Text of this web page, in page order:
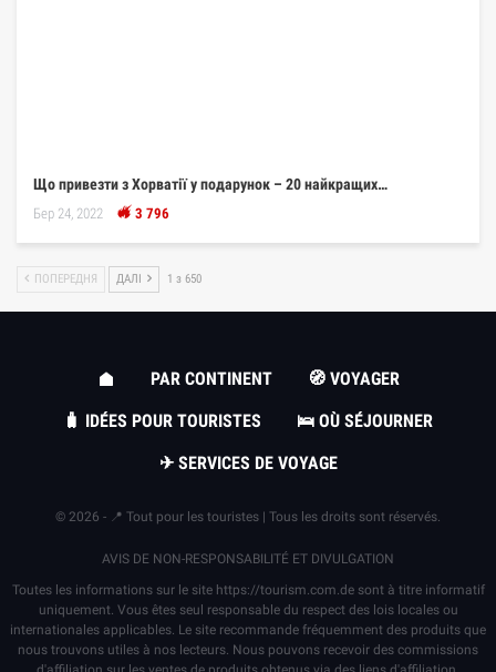
Що привезти з Хорватії у подарунок – 20 найкращих…
Бер 24, 2022 3 796
ПОПЕРЕДНЯ ДАЛІ 1 з 650
PAR CONTINENT
🧭 VOYAGER
🧳 IDÉES POUR TOURISTES
🛌 OÙ SÉJOURNER
✈ SERVICES DE VOYAGE
© 2026 - 📍 Tout pour les touristes | Tous les droits sont réservés.
AVIS DE NON-RESPONSABILITÉ ET DIVULGATION
Toutes les informations sur le site https://tourism.com.desont à titre informatif
uniquement. Vous êtes seul responsable du respect des lois locales ou
internationales applicables. Le site recommande fréquemment des produits que
nous trouvons utiles à nos lecteurs. Nous pouvons recevoir des commissions